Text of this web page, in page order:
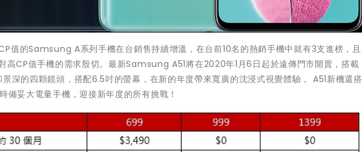
值的Samsung A系列手機在台銷售持續增溫，在台前10名的熱銷手機中就有3支進榜，且
高CP值手機的需求殷切。最新Samsung A51將在2020年1月6日起於遠傳門市開賣，搭載
深的四顆鏡頭，搭配6.5吋的螢幕，在新的年度帶來寬廣的沈浸式視覺體驗， A51新機還搭
妥大電量手機，迎接新年度的所有挑戰！